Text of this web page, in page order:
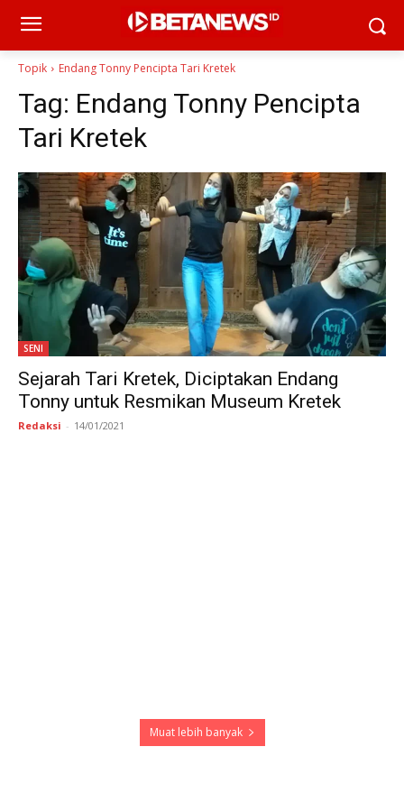
Topik Endang Tonny Pencipta Tari Kretek
Tag: Endang Tonny Pencipta
Tari Kretek
SENI
Sejarah Tari Kretek, Diciptakan Endang
Tonny untuk Resmikan Museum Kretek
Redaksi - 14/01/2021
Muat lebih banyak